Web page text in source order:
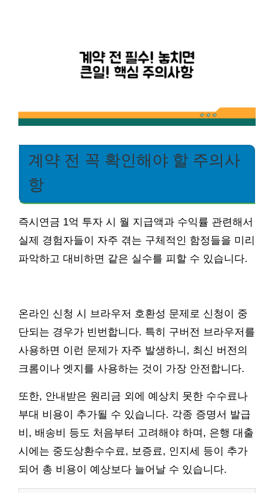
계약 전 꼭 확인해야 할 주의사
항
즉시연금 1억 투자 시 월 지급액과 수익률 관련해서
실제 경험자들이 자주 겪는 구체적인 함정들을 미리
파악하고 대비하면 같은 실수를 피할 수 있습니다.
온라인 신청 시 브라우저 호환성 문제로 신청이 중
단되는 경우가 빈번합니다. 특히 구버전 브라우저를
사용하면 이런 문제가 자주 발생하니, 최신 버전의
크롬이나 엣지를 사용하는 것이 가장 안전합니다.
또한, 안내받은 원리금 외에 예상치 못한 수수료나
부대 비용이 추가될 수 있습니다. 각종 증명서 발급
비, 배송비 등도 처음부터 고려해야 하며, 은행 대출
시에는 중도상환수수료, 보증료, 인지세 등이 추가
되어 총 비용이 예상보다 늘어날 수 있습니다.